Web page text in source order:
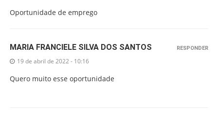
Oportunidade de emprego
MARIA FRANCIELE SILVA DOS SANTOS
19 de abril de 2022 - 10:16
Quero muito esse oportunidade
RESPONDER